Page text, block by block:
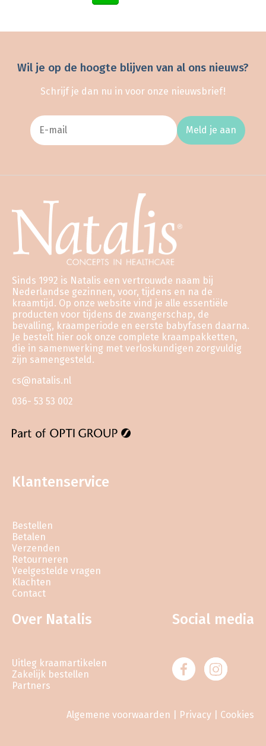
Wil je op de hoogte blijven van al ons nieuws?
Schrijf je dan nu in voor onze nieuwsbrief!
Meld je aan
Sinds 1992 is Natalis een vertrouwde naam bij
Nederlandse gezinnen, voor, tijdens en na de
kraamtijd. Op onze website vind je alle essentiële
producten voor tijdens de zwangerschap, de
bevalling, kraamperiode en eerste babyfasen daarna.
Je bestelt hier ook onze complete kraampakketten,
die in samenwerking met verloskundigen zorgvuldig
zijn samengesteld.
cs@natalis.nl
036- 53 53 002
Klantenservice
Bestellen
Betalen
Verzenden
Retourneren
Veelgestelde vragen
Klachten
Contact
Over Natalis
Uitleg kraamartikelen
Zakelijk bestellen
Partners
Social media
Algemene voorwaarden Privacy Cookies